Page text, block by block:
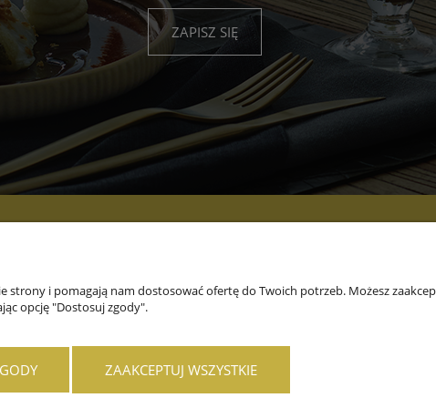
ZAPISZ SIĘ
Formy płatności
Planujesz otworzyć nową
restaurację?
strony i pomagają nam dostosować ofertę do Twoich potrzeb. Możesz
opcję "Dostosuj zgody".
ZAAKCEPTUJ WSZYSTKIE